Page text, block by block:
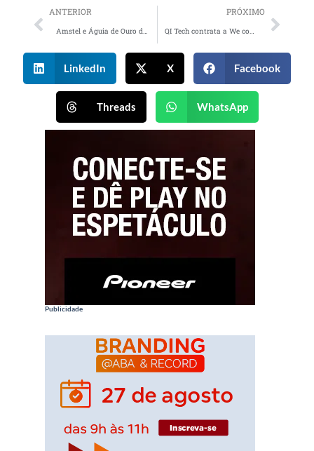
ANTERIOR PRÓXIMO
LinkedIn X Facebook
Threads WhatsApp
Publicidade